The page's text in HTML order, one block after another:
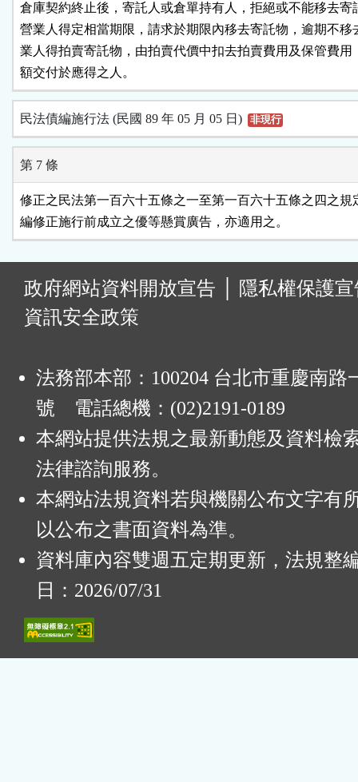
倉庫契約終止後，寄託人或倉單持有人，拒絕或不能移去寄
營業人得定相當期限，請求於期限內移去寄託物，逾期不移
業人得拍賣寄託物，由拍賣代價中扣去拍賣費用及保管費用
額交付於應得之人。
民法債編施行法 (民國 89 年 05 月 05 日) 非現行
第 7 條
修正之民法第一百六十五條之一至第一百六十五條之四之規
編修正施行前成立之優等懸賞廣告，亦適用之。
政府網站資料開放宣告
隱私權保護
資訊安全政策
法務部本部：100204 台北市重慶南路
號 電話總機：(02)2191-0189
本網站提供法規之最新動態及資料檢
法律諮詢服務。
本網站法規資料若與機關公布文字有
以公布之書面資料為準。
資料庫內容雙週五定期更新，法規整
日：2026/07/31